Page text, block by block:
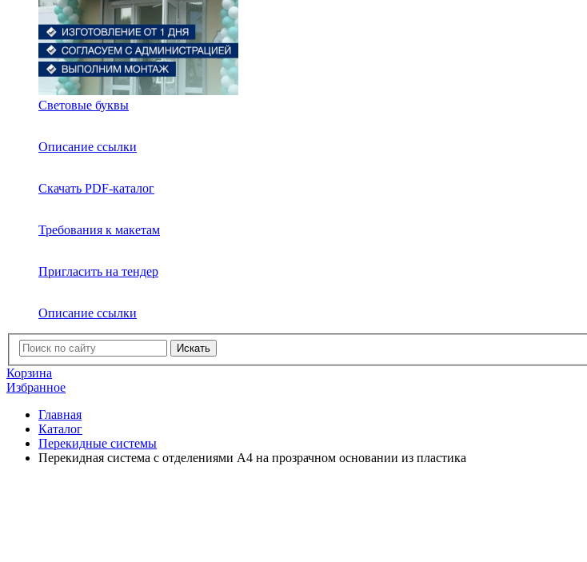
Световые буквы
Описание ссылки
Скачать PDF-каталог
Требования к макетам
Пригласить на тендер
Описание ссылки
Искать
Корзина
Избранное
Главная
Каталог
Перекидные системы
Перекидная система с отделениями А4 на прозрачном основании из пластика